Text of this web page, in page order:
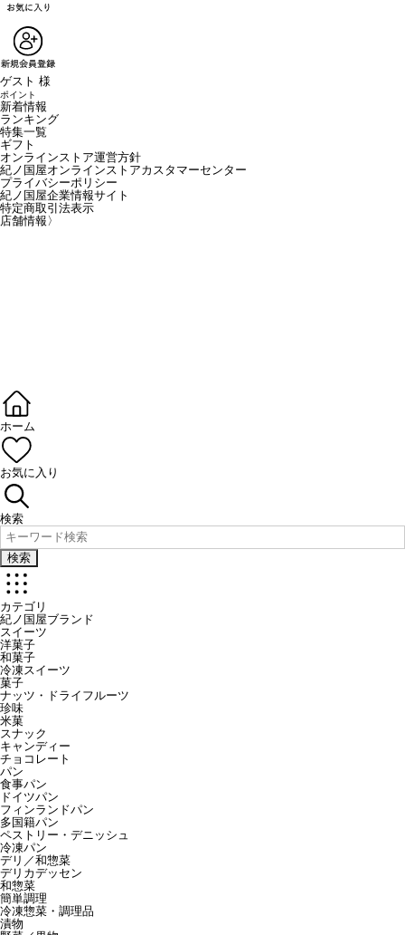
ゲスト 様
ポイント
新着情報
ランキング
特集一覧
ギフト
オンラインストア運営方針
紀ノ国屋オンラインストアカスタマーセンター
プライバシーポリシー
紀ノ国屋企業情報サイト
特定商取引法表示
店舗情報 〉
ホーム
お気に入り
検索
検索
カテゴリ
紀ノ国屋ブランド
スイーツ
洋菓子
和菓子
冷凍スイーツ
菓子
ナッツ・ドライフルーツ
珍味
米菓
スナック
キャンディー
チョコレート
パン
食事パン
ドイツパン
フィンランドパン
多国籍パン
ペストリー・デニッシュ
冷凍パン
デリ／和惣菜
デリカデッセン
和惣菜
簡単調理
冷凍惣菜・調理品
漬物